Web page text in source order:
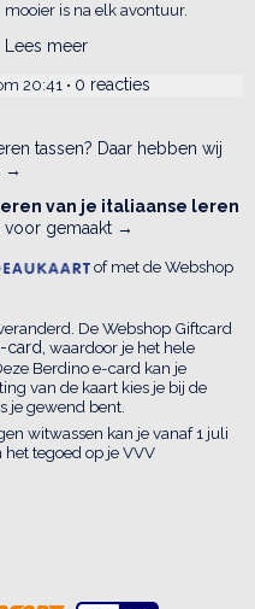
mooier is na elk avontuur.
Lees meer
20:41 • 0 reacties
tassen? Daar hebben wij
→
van je italiaanse leren
voor gemaakt →
of met de Webshop
De Webshop Giftcard
card, waardoor je het hele
Berdino e-card kan je
van de kaart kies je bij de
je gewend bent.
witwassen kan je vanaf 1 juli
tegoed op je VVV